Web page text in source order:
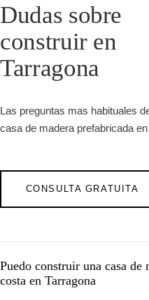
Dudas sobre
construir en
Tarragona
Las preguntas mas habituales
casa de madera prefabricada
CONSULTA GRATUITA
Puedo construir una casa de
costa en Tarragona